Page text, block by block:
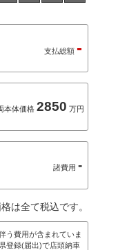
支払総額 -
本体価格 2850 万円
諸費用 -
は全て税込です。
う費用が含まれていま
登録(届出)で店頭納車